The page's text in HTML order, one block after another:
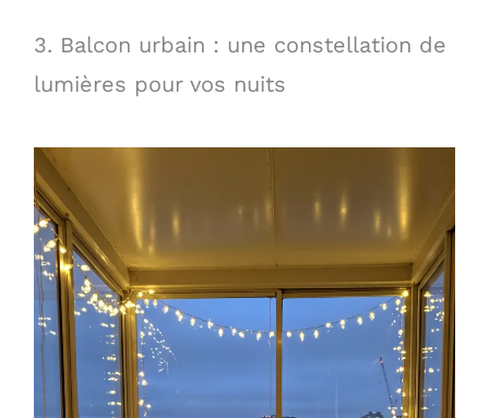
3. Balcon urbain : une constellation de
lumières pour vos nuits